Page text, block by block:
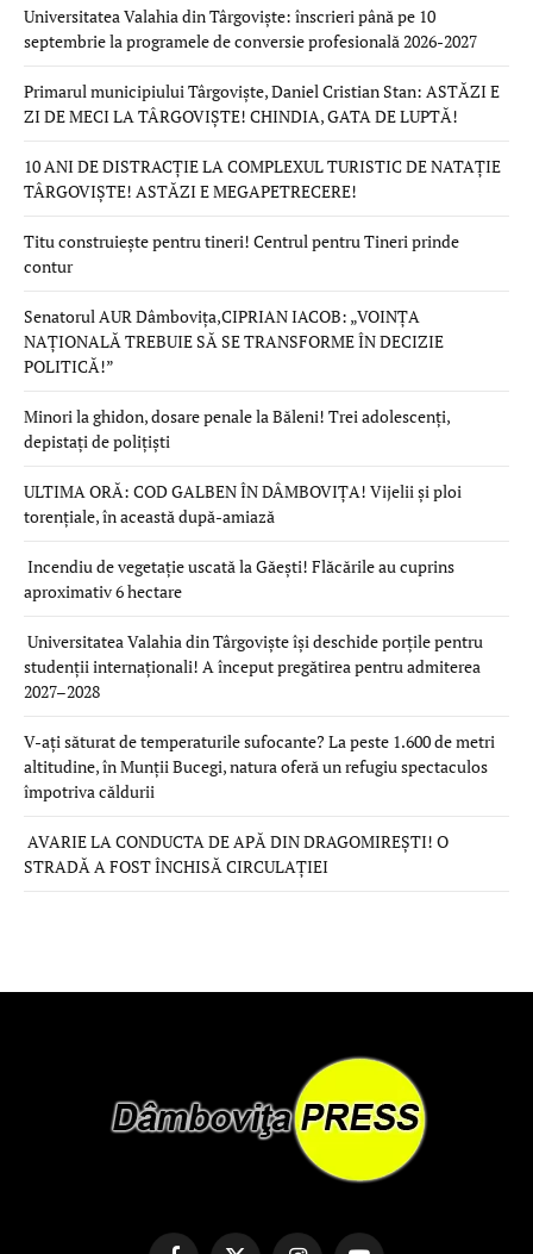
Universitatea Valahia din Târgoviște: înscrieri până pe 10
septembrie la programele de conversie profesională 2026-2027
Primarul municipiului Târgoviște, Daniel Cristian Stan: ASTĂZI E
ZI DE MECI LA TÂRGOVIȘTE! CHINDIA, GATA DE LUPTĂ!
10 ANI DE DISTRACȚIE LA COMPLEXUL TURISTIC DE NATAȚIE
TÂRGOVIȘTE! ASTĂZI E MEGAPETRECERE!
Titu construiește pentru tineri! Centrul pentru Tineri prinde
contur
Senatorul AUR Dâmbovița,CIPRIAN IACOB: „VOINȚA
NAȚIONALĂ TREBUIE SĂ SE TRANSFORME ÎN DECIZIE
POLITICĂ!”
Minori la ghidon, dosare penale la Băleni! Trei adolescenți,
depistați de polițiști
ULTIMA ORĂ: COD GALBEN ÎN DÂMBOVIȚA! Vijelii și ploi
torențiale, în această după-amiază
Incendiu de vegetație uscată la Găești! Flăcările au cuprins
aproximativ 6 hectare
Universitatea Valahia din Târgoviște își deschide porțile pentru
studenții internaționali! A început pregătirea pentru admiterea
2027–2028
V-ați săturat de temperaturile sufocante? La peste 1.600 de metri
altitudine, în Munții Bucegi, natura oferă un refugiu spectaculos
împotriva căldurii
AVARIE LA CONDUCTA DE APĂ DIN DRAGOMIREȘTI! O
STRADĂ A FOST ÎNCHISĂ CIRCULAȚIEI